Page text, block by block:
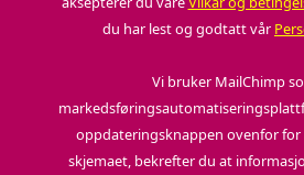
du har lest og godtatt vår
Vi bruker MailChimp
oppdateringsknappen ovenfor for
skjemaet, bekrefter du at